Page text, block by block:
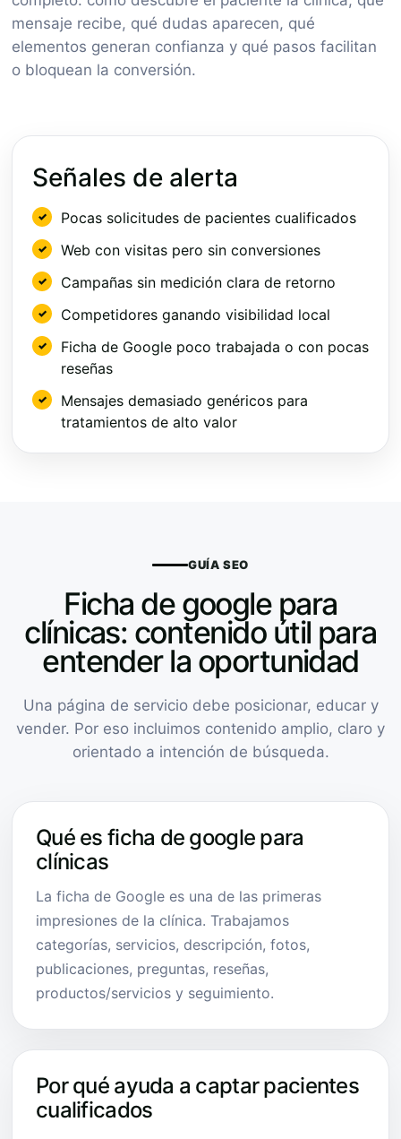
mensaje recibe, qué dudas aparecen, qué
elementos generan confianza y qué pasos facilitan
o bloquean la conversión.
Señales de alerta
Pocas solicitudes de pacientes cualificados
Web con visitas pero sin conversiones
Campañas sin medición clara de retorno
Competidores ganando visibilidad local
Ficha de Google poco trabajada o con pocas
reseñas
Mensajes demasiado genéricos para
tratamientos de alto valor
GUÍA SEO
Ficha de google para
clínicas: contenido útil para
entender la oportunidad
Una página de servicio debe posicionar, educar y
vender. Por eso incluimos contenido amplio, claro y
orientado a intención de búsqueda.
Qué es ficha de google para
clínicas
La ficha de Google es una de las primeras
impresiones de la clínica. Trabajamos
categorías, servicios, descripción, fotos,
publicaciones, preguntas, reseñas,
productos/servicios y seguimiento.
Por qué ayuda a captar pacientes
cualificados